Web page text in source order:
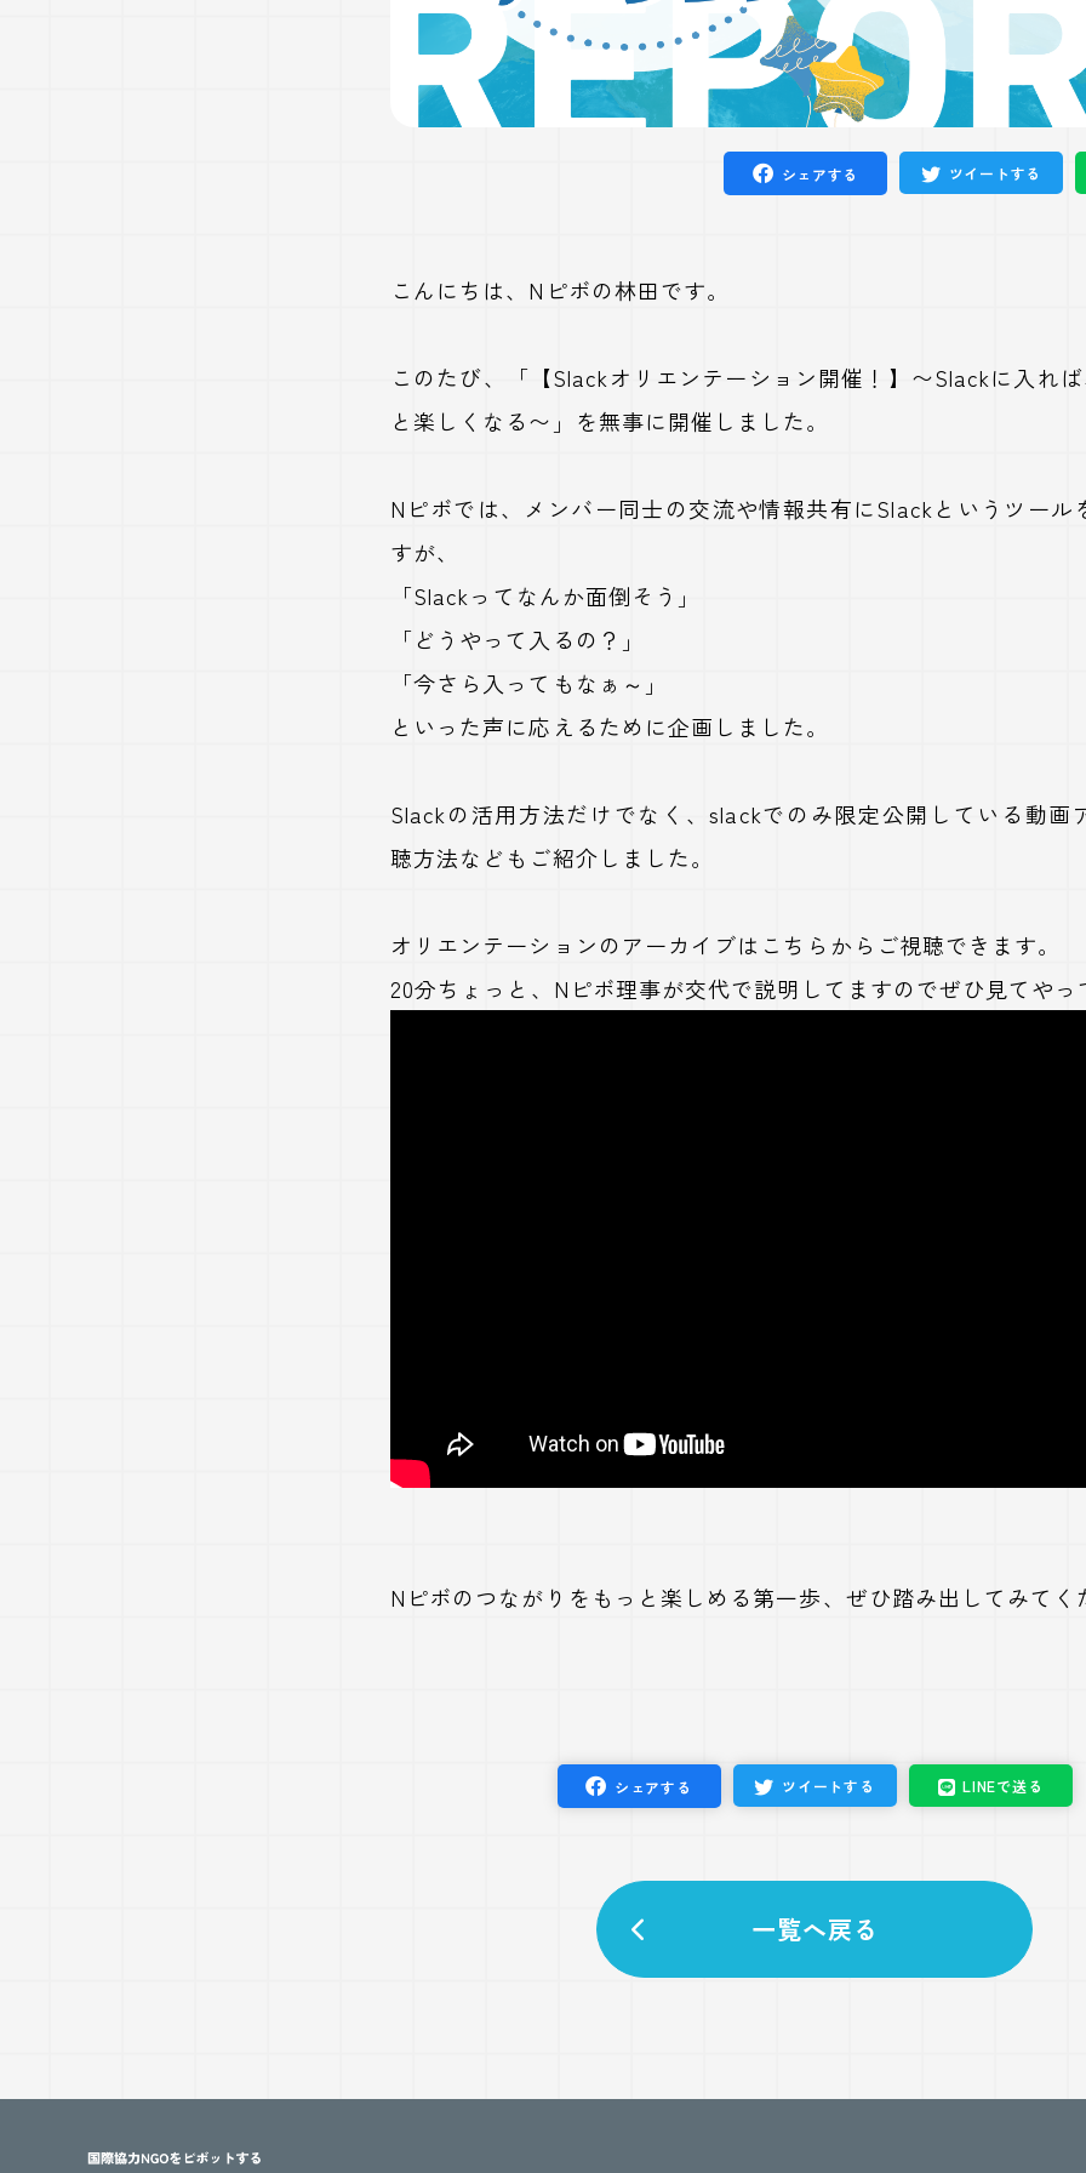
シェアする ツイートする
こんにちは、Nピボの林田です。
このたび、「【Slackオリエンテーション開催！】〜Slackに入れ
と楽しくなる〜」を無事に開催しました。
Nピボでは、メンバー同士の交流や情報共有にSlackというツール
すが、
「Slackってなんか面倒そう」
「どうやって入るの？」
「今さら入ってもなぁ～」
といった声に応えるために企画しました。
Slackの活用方法だけでなく、slackでのみ限定公開している動画
聴方法などもご紹介しました。
オリエンテーションのアーカイブはこちらからご視聴できます。
20分ちょっと、Nピボ理事が交代で説明してますのでぜひ見てや
Nピボのつながりをもっと楽しめる第一歩、ぜひ踏み出してみてく
シェアする ツイートする LINEで送る
一覧へ戻る